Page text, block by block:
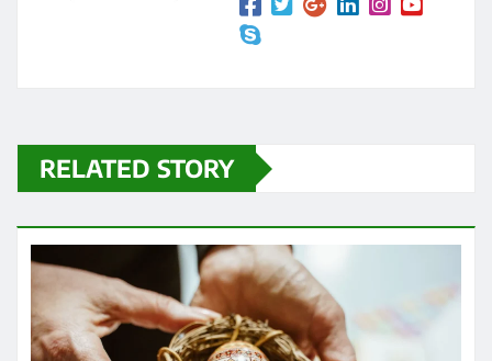
RELATED STORY